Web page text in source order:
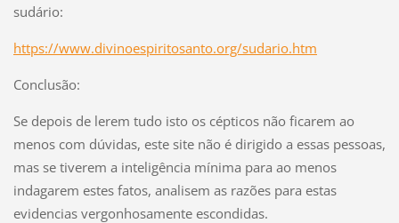
sudário:
https://www.divinoespiritosanto.org/sudario.htm
Conclusão:
Se depois de lerem tudo isto os cépticos não ficarem ao
menos com dúvidas, este site não é dirigido a essas pessoas,
mas se tiverem a inteligência mínima para ao menos
indagarem estes fatos, analisem as razões para estas
evidencias vergonhosamente escondidas.